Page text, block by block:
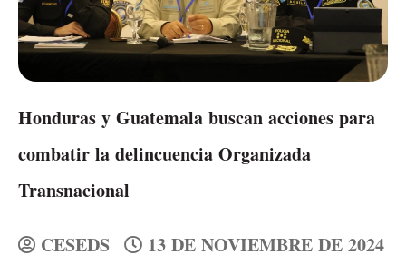
Honduras y Guatemala buscan acciones para
combatir la delincuencia Organizada
Transnacional
CESEDS
13 DE NOVIEMBRE DE 2024